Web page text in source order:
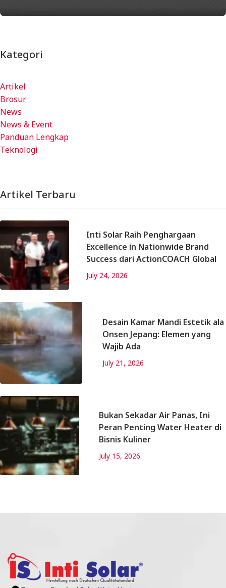
Kategori
Artikel
Brosur
News
News & Event
Panduan Lengkap
Teknologi
Artikel Terbaru
Inti Solar Raih Penghargaan
Excellence in Nationwide Brand
Success dari ActionCOACH Global
July 24, 2026
Desain Kamar Mandi Estetik ala
Onsen Jepang: Elemen yang
Wajib Ada
July 21, 2026
Bukan Sekadar Air Panas, Ini
Peran Penting Water Heater di
Bisnis Kuliner
July 15, 2026